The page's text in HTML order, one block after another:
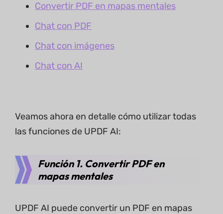
Convertir PDF en mapas mentales
Chat con PDF
Chat con imágenes
Chat con AI
Veamos ahora en detalle cómo utilizar todas
las funciones de UPDF AI:
Función 1. Convertir PDF en
mapas mentales
UPDF AI puede convertir un PDF en mapas